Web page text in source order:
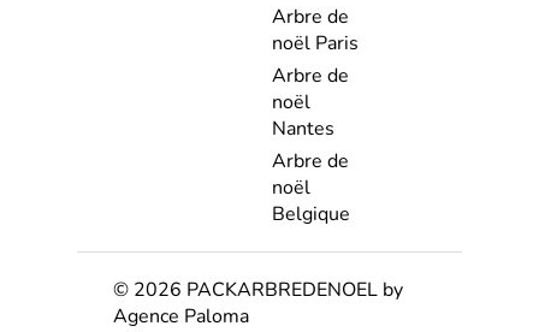
Arbre de
noël Paris
Arbre de
noël
Nantes
Arbre de
noël
Belgique
© 2026 PACKARBREDENOEL by
Agence Paloma